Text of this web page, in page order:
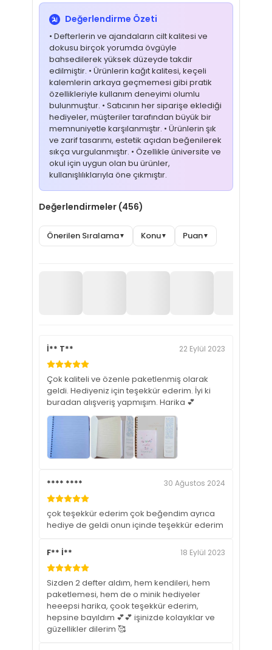
Değerlendirme Özeti
• Defterlerin ve ajandaların cilt kalitesi ve
dokusu birçok yorumda övgüyle
bahsedilerek yüksek düzeyde takdir
edilmiştir. • Ürünlerin kağıt kalitesi, keçeli
kalemlerin arkaya geçmemesi gibi pratik
özellikleriyle kullanım deneyimi olumlu
bulunmuştur. • Satıcının her siparişe eklediği
hediyeler, müşteriler tarafından büyük bir
memnuniyetle karşılanmıştır. • Ürünlerin şık
ve zarif tasarımı, estetik açıdan beğenilerek
sıkça vurgulanmıştır. • Özellikle üniversite ve
okul için uygun olan bu ürünler,
kullanışlılıklarıyla öne çıkmıştır.
Değerlendirmeler (456)
Önerilen Sıralama▼ Konu▼ Puan▼
İ** T** 22 Eylül 2023
Çok kaliteli ve özenle paketlenmiş olarak
geldi. Hediyeniz için teşekkür ederim. İyi ki
buradan alışveriş yapmışım. Harika 💕
**** **** 30 Ağustos 2024
çok teşekkür ederim çok beğendim ayrıca
hediye de geldi onun içinde teşekkür ederim
F** İ** 18 Eylül 2023
Sizden 2 defter aldım, hem kendileri, hem
paketlemesi, hem de o minik hediyeler
heeepsi harika, çook teşekkür ederim,
hepsine bayıldım 💕💕 işinizde kolayıklar ve
güzellikler dilerim 🥰